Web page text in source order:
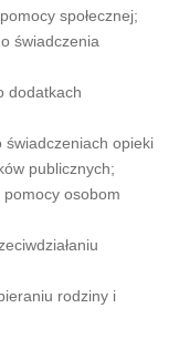
społecznej;
świadczenia
dodatkach
świadczeniach opieki
publicznych;
osobom
rodziny i